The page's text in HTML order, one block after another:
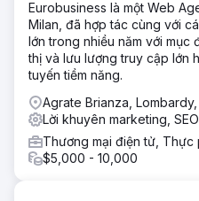
Eurobusiness là một Web
Milan, đã hợp tác cùng với
lớn trong nhiều năm với mục
thị và lưu lượng truy cập lớn
tuyến tiềm năng.
Agrate Brianza,
Lời khuyên marketing, SEO
Thương mại điện tử, Thực
$5,000 - 10,000